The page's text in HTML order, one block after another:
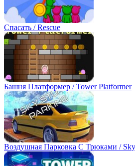
Спасать / Rescue
Башня Платформер / Tower Platformer
Воздушная Парковка С Трюками /